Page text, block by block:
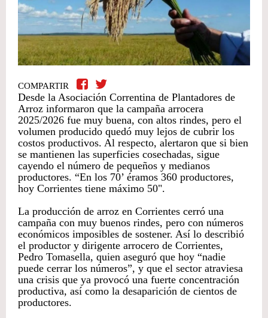
COMPARTIR
Desde la Asociación Correntina de Plantadores de
Arroz informaron que la campaña arrocera
2025/2026 fue muy buena, con altos rindes, pero el
volumen producido quedó muy lejos de cubrir los
costos productivos. Al respecto, alertaron que si bien
se mantienen las superficies cosechadas, sigue
cayendo el número de pequeños y medianos
productores. “En los 70’ éramos 360 productores,
hoy Corrientes tiene máximo 50".
La producción de arroz en Corrientes cerró una
campaña con muy buenos rindes, pero con números
económicos imposibles de sostener. Así lo describió
el productor y dirigente arrocero de Corrientes,
Pedro Tomasella, quien aseguró que hoy “nadie
puede cerrar los números”, y que el sector atraviesa
una crisis que ya provocó una fuerte concentración
productiva, así como la desaparición de cientos de
productores.